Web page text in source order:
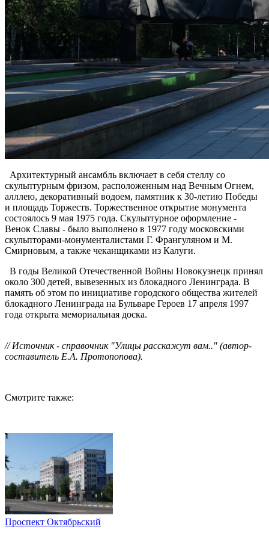
Архитектурный ансамбль включает в себя стеллу со
скульптурным фризом, расположенным над Вечным Огнем,
алллею, декоративный водоем, памятник к 30-летию Победы
и площадь Торжеств. Торжественное открытие монумента
состоялось 9 мая 1975 года. Скульптурное оформление -
Венок Славы - было выполнено в 1977 году московскими
скульпторами-монументалистами Г. Франгуляном и М.
Смирновым, а также чеканщиками из Калуги.
В годы Великой Отечественной Войны Новокузнецк принял
около 300 детей, вывезенных из блокадного Ленинграда. В
память об этом по инициативе городского общества жителей
блокадного Ленинграда на Бульваре Героев 17 апреля 1997
года открыта мемориальная доска.
// Источник - справочник "Улицы расскажут вам.." (автор-
составитель Е.А. Протопопова).
Смотрите также:
Проспект Октябрьский